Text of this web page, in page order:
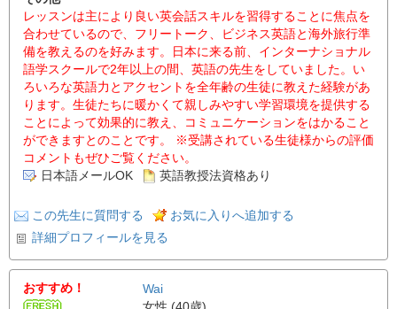
レッスンは主により良い英会話スキルを習得することに焦点を
合わせているので、フリートーク、ビジネス英語と海外旅行準
備を教えるのを好みます。日本に来る前、インターナショナル
語学スクールで2年以上の間、英語の先生をしていました。い
ろいろな英語力とアクセントを全年齢の生徒に教えた経験があ
ります。生徒たちに暖かくて親しみやすい学習環境を提供する
ことによって効果的に教え、コミュニケーションをはかること
ができますとのことです。 ※受講されている生徒様からの評価
コメントもぜひご覧ください。
日本語メールOK
英語教授法資格あり
この先生に質問する
お気に入りへ追加する
詳細プロフィールを見る
おすすめ！
Wai